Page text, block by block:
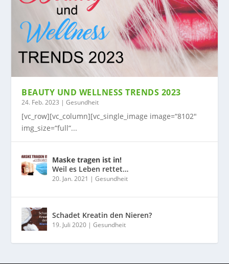
BEAUTY UND WELLNESS TRENDS 2023
24. Feb. 2023 |Gesundheit
[vc_row][vc_column][vc_single_image image=“8102″
img_size=“full“...
Maske tragen ist in!
Weil es Leben rettet…
20. Jan. 2021 |Gesundheit
Schadet Kreatin den Nieren?
19. Juli 2020 |Gesundheit